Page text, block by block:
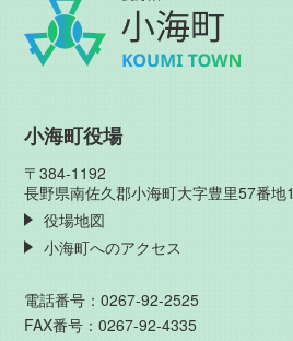
小海町役場
〒384-1192
長野県南佐久郡小海町大字豊里57番地1
役場地図
小海町へのアクセス
電話番号：0267-92-2525
FAX番号：0267-92-4335